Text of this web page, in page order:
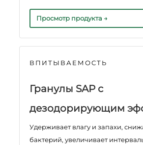
Просмотр продукта →
ВПИТЫВАЕМОСТЬ
Гранулы SAP с
дезодорирующим
Удерживает влагу и запахи,
бактерий, увеличивает